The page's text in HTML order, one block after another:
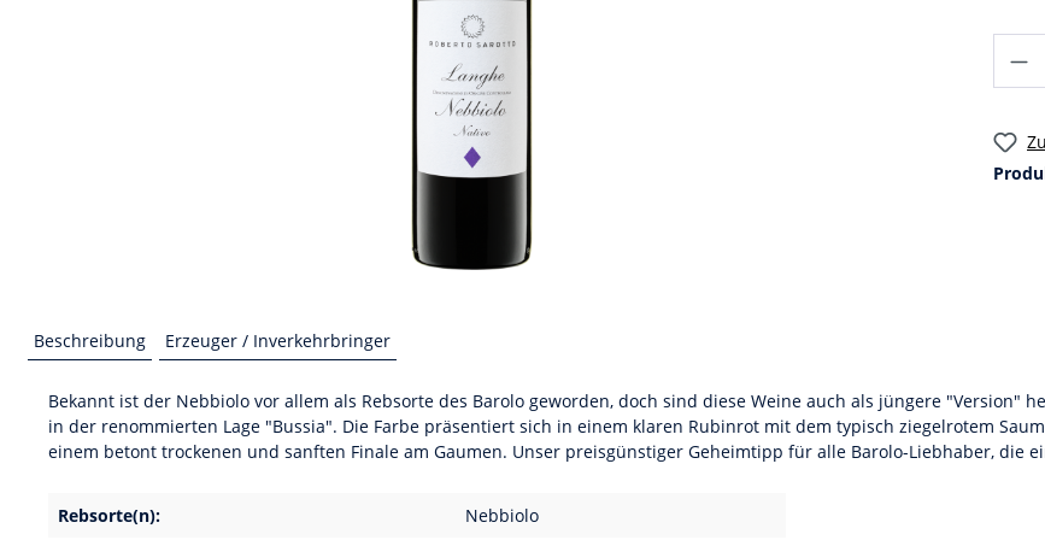
Beschreibung Erzeuger / Inverkehrbringer
Bekannt ist der Nebbiolo vor allem als Rebsorte des Barolo geworden, doch sind diese Weine auch als jüngere "Version"
in der renommierten Lage "Bussia". Die Farbe präsentiert sich in einem klaren Rubinrot mit dem typisch ziegelrotem
einem betont trockenen und sanften Finale am Gaumen. Unser preisgünstiger Geheimtipp für alle Barolo-Liebhaber, die
Rebsorte(n): Nebbiolo